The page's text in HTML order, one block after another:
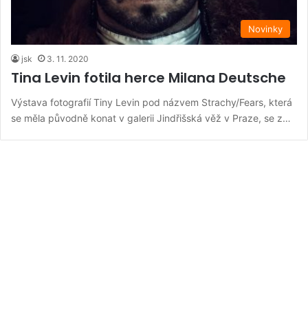
Novinky
jsk 3. 11. 2020
Tina Levin fotila herce Milana Deutsche
Výstava fotografií Tiny Levin pod názvem Strachy/Fears, která
se měla původně konat v galerii Jindřišská věž v Praze, se z…